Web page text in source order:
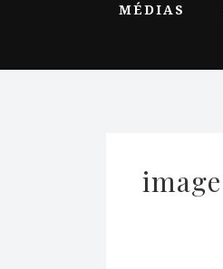
MÉDIAS
image